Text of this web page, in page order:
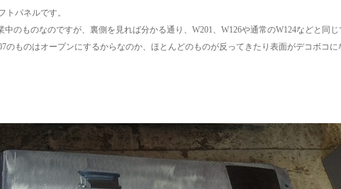
トパネルです。
中のものなのですが、裏側を見れば分かる通り、W201、W126や通常のW124などと同じ
のものはオープンにするからなのか、ほとんどのものが反ってきたり表面がデコボコ